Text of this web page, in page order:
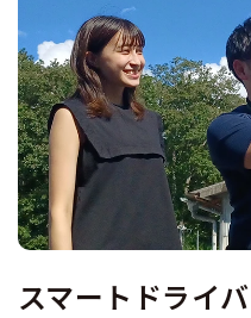
中型二種
大型二種
お気に入りの教習所
合宿費用のお支払いにつ
合宿免許に必要な持ち物
合宿免許 体験談・口コミ
合宿免許 よくある質問
まるわかり！合宿免許Q
本免学科試験問題に挑戦
中型車
大特
特例教習
スマートドライ